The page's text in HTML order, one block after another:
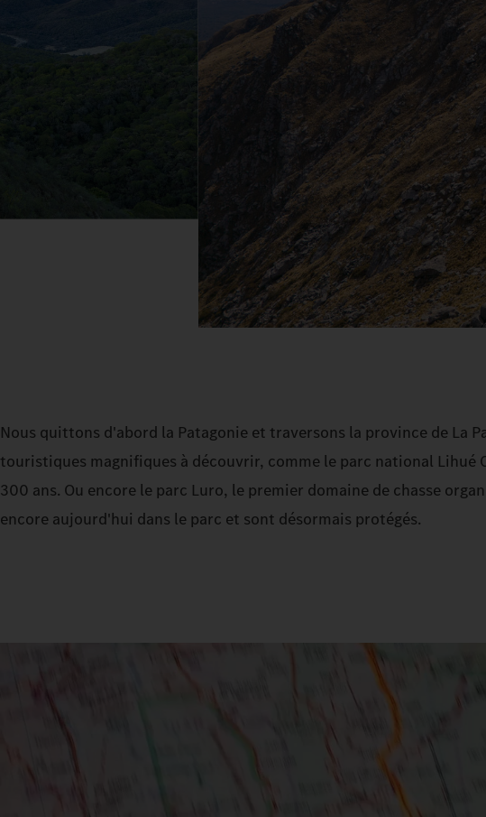
Nous quittons d'abord la Patagonie et traversons la province de La
touristiques magnifiques à découvrir, comme le parc national Lihué
300 ans. Ou encore le parc Luro, le premier domaine de chasse
encore aujourd'hui dans le parc et sont désormais protégés.